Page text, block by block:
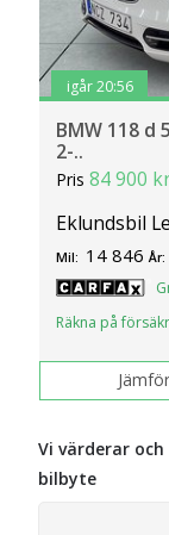
igår 20:56
BMW 118 d
2-..
Pris84 900
Eklundsbil
Mil: 14 846 År:
Räkna på
Jämför
Vi värderar
bilbyte